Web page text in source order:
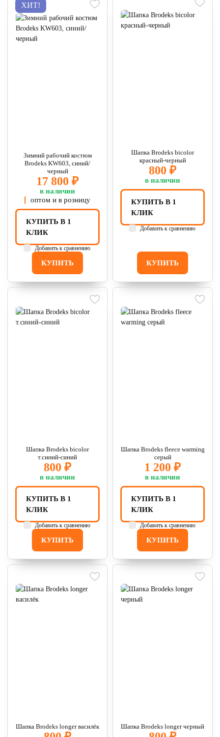
ХИТ!
Зимний рабочий костюм
Brodeks KW603, синий/
черный
17 800 ₽
в наличии
оптом и в розницу
КУПИТЬ
КУПИТЬ В 1
КЛИК
Добавить к сравнению
Шапка Brodeks bicolor
красный-черный
800 ₽
в наличии
КУПИТЬ
КУПИТЬ В 1
КЛИК
Добавить к сравнению
Шапка Brodeks bicolor
т.синий-синий
800 ₽
в наличии
КУПИТЬ
КУПИТЬ В 1
КЛИК
Добавить к сравнению
Шапка Brodeks fleece warming
серый
1 200 ₽
в наличии
КУПИТЬ
КУПИТЬ В 1
КЛИК
Добавить к сравнению
Шапка Brodeks longer василёк Шапка Brodeks longer черный